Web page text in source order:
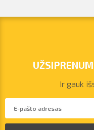
Ir gauk